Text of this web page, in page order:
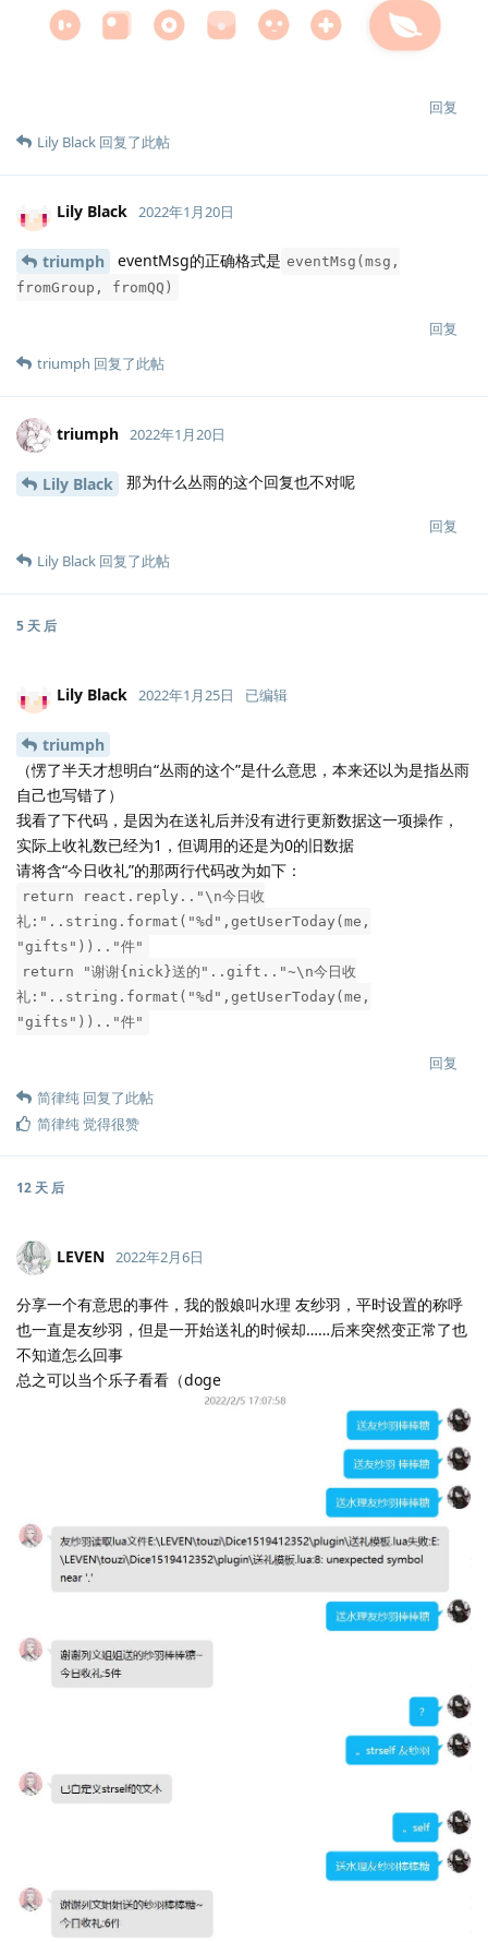
回复
Lily Black 回复了此帖
Lily Black 2022年1月20日
triumph eventMsg的正确格式是 eventMsg(msg,
fromGroup, fromQQ)
回复
triumph 回复了此帖
triumph 2022年1月20日
Lily Black 那为什么丛雨的这个回复也不对呢
回复
Lily Black 回复了此帖
5 天 后
Lily Black 2022年1月25日 已编辑
triumph
（愣了半天才想明白“丛雨的这个”是什么意思，本来还以为是指丛雨
自己也写错了）
我看了下代码，是因为在送礼后并没有进行更新数据这一项操作，
实际上收礼数已经为1，但调用的还是为0的旧数据
请将含“今日收礼”的那两行代码改为如下：
return react.reply.."\n今日收
礼:"..string.format("%d",getUserToday(me,
"gifts")).."件"
return "谢谢{nick}送的"..gift.."~\n今日收
礼:"..string.format("%d",getUserToday(me,
"gifts")).."件"
回复
简律纯 回复了此帖
简律纯觉得很赞
12 天 后
LEVEN 2022年2月6日
分享一个有意思的事件，我的骰娘叫水理 友纱羽，平时设置的称呼
也一直是友纱羽，但是一开始送礼的时候却……后来突然变正常了也
不知道怎么回事
总之可以当个乐子看看（doge